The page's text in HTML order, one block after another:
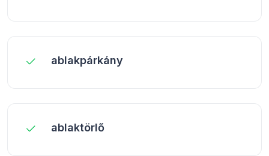
ablakpárkány
ablaktörlő